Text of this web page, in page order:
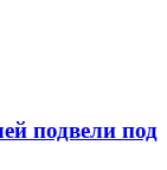
подвели под